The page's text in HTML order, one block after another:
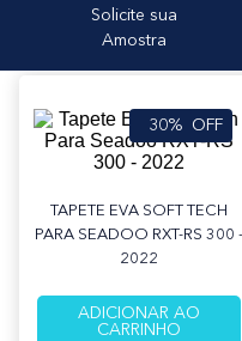
Solicite sua
Amostra
30% OFF
TAPETE EVA SOFT TECH
PARA SEADOO RXT-RS 300 -
2022
ADICIONAR AO
CARRINHO